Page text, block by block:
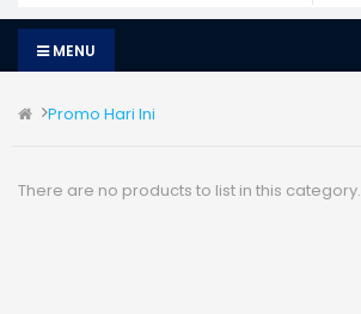
MENU
Promo Hari Ini
There are no products to list in this category.